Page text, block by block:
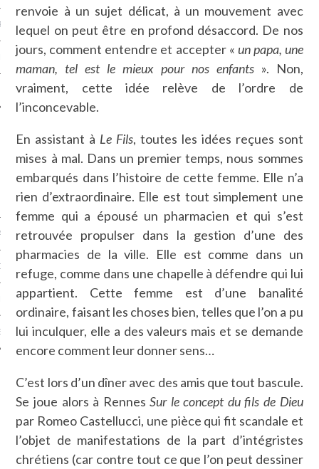
CARAVELLE
PODCAST
SUIVEZ-NOUS
renvoie à un sujet délicat, à un mouvement avec
lequel on peut être en profond désaccord. De nos
jours, comment entendre et accepter « un papa, une
maman, tel est le mieux pour nos enfants». Non,
vraiment, cette idée relève de l’ordre de
l’inconcevable.
En assistant à Le Fils, toutes les idées reçues sont
mises à mal. Dans un premier temps, nous sommes
embarqués dans l’histoire de cette femme. Elle n’a
rien d’extraordinaire. Elle est tout simplement une
femme qui a épousé un pharmacien et qui s’est
retrouvée propulser dans la gestion d’une des
pharmacies de la ville. Elle est comme dans un
refuge, comme dans une chapelle à défendre qui lui
appartient. Cette femme est d’une banalité
ordinaire, faisant les choses bien, telles que l’on a pu
lui inculquer, elle a des valeurs mais et se demande
encore comment leur donner sens…
C’est lors d’un dîner avec des amis que tout bascule.
Se joue alors à RennesSur le concept du fils de Dieu
par Romeo Castellucci, une pièce qui fit scandale et
l’objet de manifestations de la part d’intégristes
chrétiens (car contre tout ce que l’on peut dessiner